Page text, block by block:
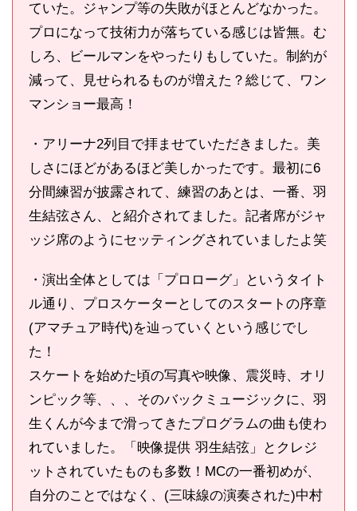
ていた。ジャンプ等の失敗がほとんどなかった。
プロになって技術力が落ちている感じは皆無。む
しろ、ビールマンをやったりもしていた。制約が
減って、見せられるものが増えた？総じて、ワン
マンショー最高！
・アリーナ2列目で拝ませていただきました。美
しさにほどがあるほど美しかったです。最初に6
分間練習が披露されて、練習のあとは、一番、羽
生結弦さん、と紹介されてました。記者席がジャ
ッジ席のようにセッティングされていましたよ笑
・演出全体としては「プロローグ」というタイト
ル通り、プロスケーターとしてのスタートの序章
(アマチュア時代)を辿っていくという感じでし
た！
スケートを始めた頃の写真や映像、震災時、オリ
ンピック等、、、そのバックミュージックに、羽
生くんが今まで滑ってきたプログラムの曲も使わ
れていました。「映像提供 羽生結弦」とクレジ
ットされていたものも多数！MCの一番初めが、
自分のことではなく、(三味線の演奏された)中村